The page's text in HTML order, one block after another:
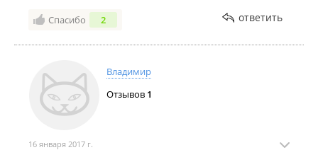
Спасибо 2 ответить
Владимир
Отзывов 1
16 января 2017 г.